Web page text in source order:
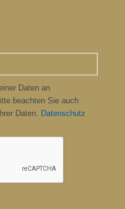
Daten an
beachten Sie auch
Daten. Datenschutz